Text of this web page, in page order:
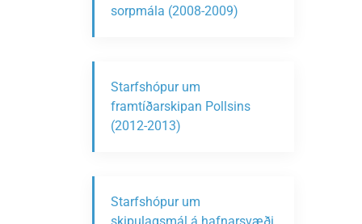
sorpmála (2008-2009)
Starfshópur um
framtíðarskipan Pollsins
(2012-2013)
Starfshópur um